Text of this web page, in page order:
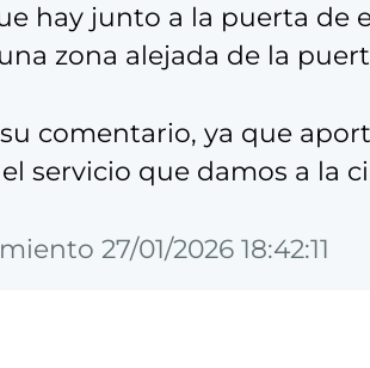
hay junto a la puerta de
zona alejada de la
comentario, ya que
servicio que damos a la
27/01/2026 18:42:11